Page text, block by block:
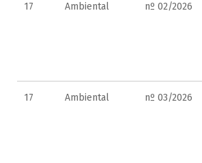
17 Ambiental nº 02/2026
17 Ambiental nº 03/2026